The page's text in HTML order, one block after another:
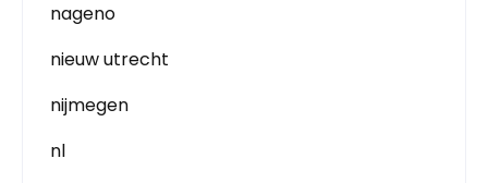
nageno
nieuw utrecht
nijmegen
nl